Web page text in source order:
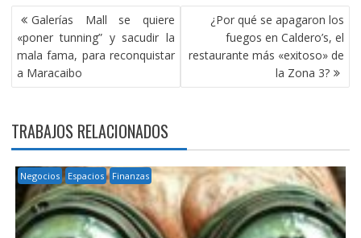
NAVEGACIÓN
DE
ENTRADAS
Galerías Mall se quiere
«poner tunning” y sacudir la
mala fama, para reconquistar
a Maracaibo
¿Por qué se apagaron los
fuegos en Caldero’s, el
restaurante más «exitoso» de
la Zona 3?
TRABAJOS RELACIONADOS
Negocios Espacios Finanzas